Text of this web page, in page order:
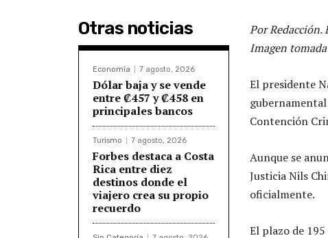
Otras noticias
Economía 7 agosto, 2026
Dólar baja y se vende
entre ₡457 y ₡458 en
principales bancos
Turismo 7 agosto, 2026
Forbes destaca a Costa
Rica entre diez
destinos donde el
viajero crea su propio
recuerdo
Por Redacción.
Imagen
El presidente
Contención
Aunque se
Justicia Nils
oficialmente.
El plazo de